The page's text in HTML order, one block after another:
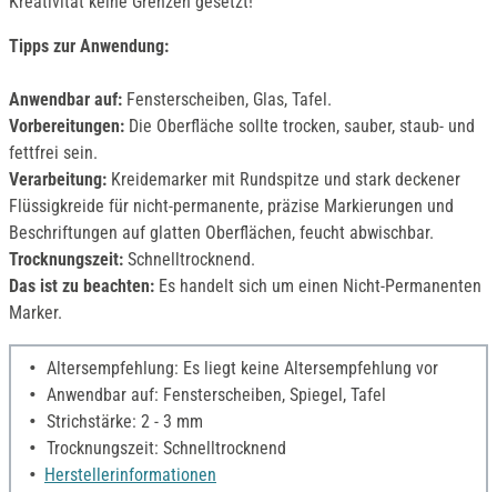
Tipps zur Anwendung:
Anwendbar auf: Fensterscheiben, Glas, Tafel.
Vorbereitungen: Die Oberfläche sollte trocken, sauber, staub- und
fettfrei sein.
Verarbeitung: Kreidemarker mit Rundspitze und stark deckener
Flüssigkreide für nicht-permanente, präzise Markierungen und
Beschriftungen auf glatten Oberflächen, feucht abwischbar.
Trocknungszeit: Schnelltrocknend.
Das ist zu beachten: Es handelt sich um einen Nicht-Permanenten
Marker.
Altersempfehlung: Es liegt keine Altersempfehlung vor
Anwendbar auf: Fensterscheiben, Spiegel, Tafel
Strichstärke: 2 - 3 mm
Trocknungszeit: Schnelltrocknend
Herstellerinformationen